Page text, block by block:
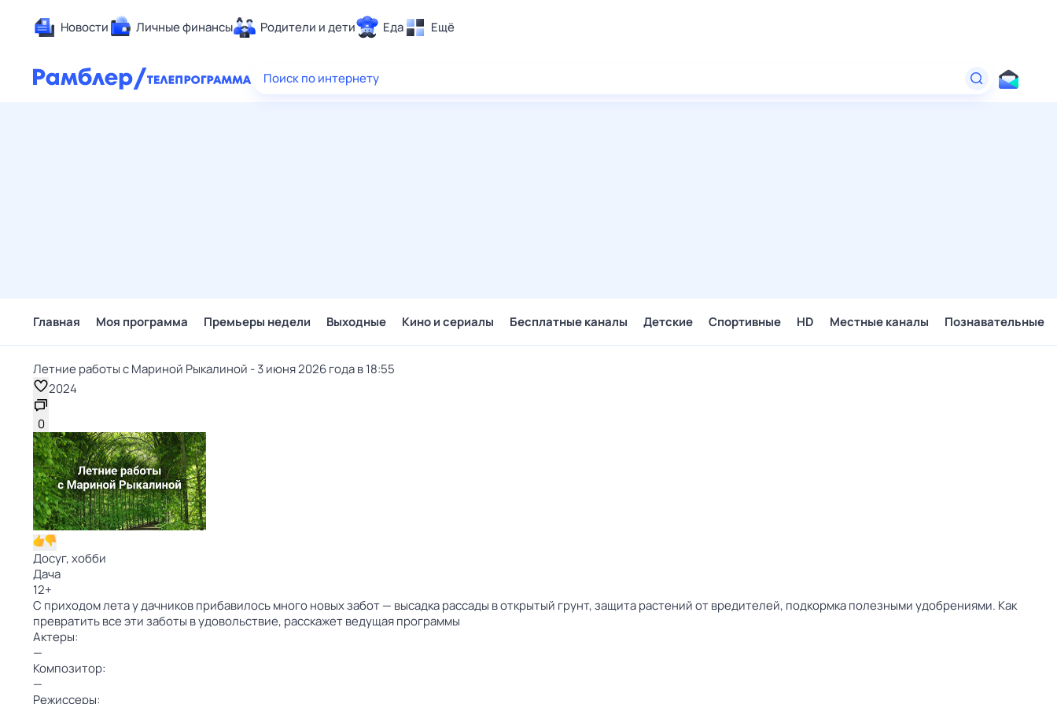
Новости Личные финансы Родители и дети Еда Ещё
Здоровье
Поиск по интернету
Главная Моя программа Премьеры недели Выходные Кино и сериалы Бесплатные каналы Детские Спортивные HD Местные каналы Познавательные
Летние работы с Мариной Рыкалиной - 3 июня 2026 года в 18:55
2024
0
Досуг, хобби
Дача
12+
С приходом лета у дачников прибавилось много новых забот — высадка рассады в открытый грунт, защита растений от вредителей, подкормка полезными удобрениями. Как
превратить все эти заботы в удовольствие, расскажет ведущая программы
Актеры:
—
Композитор:
—
Режиссеры: